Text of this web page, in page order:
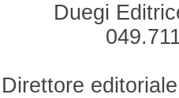
Duegi
Direttore